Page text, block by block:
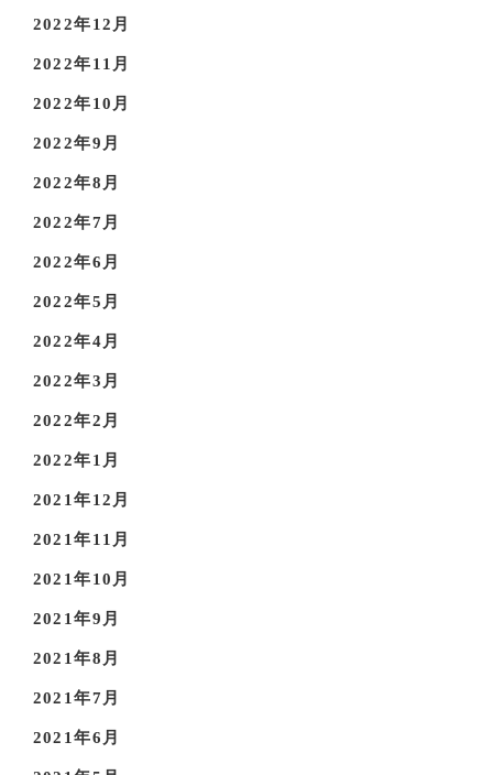
2022年12月
2022年11月
2022年10月
2022年9月
2022年8月
2022年7月
2022年6月
2022年5月
2022年4月
2022年3月
2022年2月
2022年1月
2021年12月
2021年11月
2021年10月
2021年9月
2021年8月
2021年7月
2021年6月